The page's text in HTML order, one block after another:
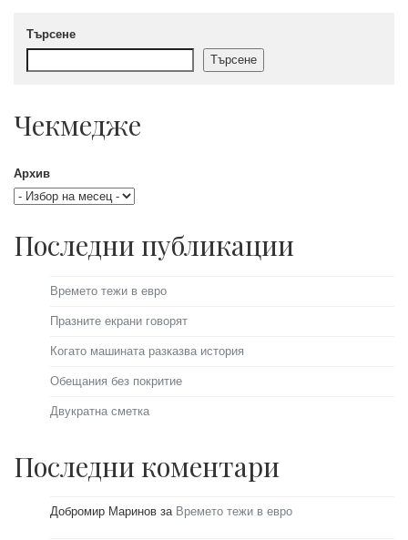
Търсене
Търсене
Чекмедже
Архив
Последни публикации
Времето тежи в евро
Празните екрани говорят
Когато машината разказва история
Обещания без покритие
Двукратна сметка
Последни коментари
Добромир Маринов за Времето тежи в евро